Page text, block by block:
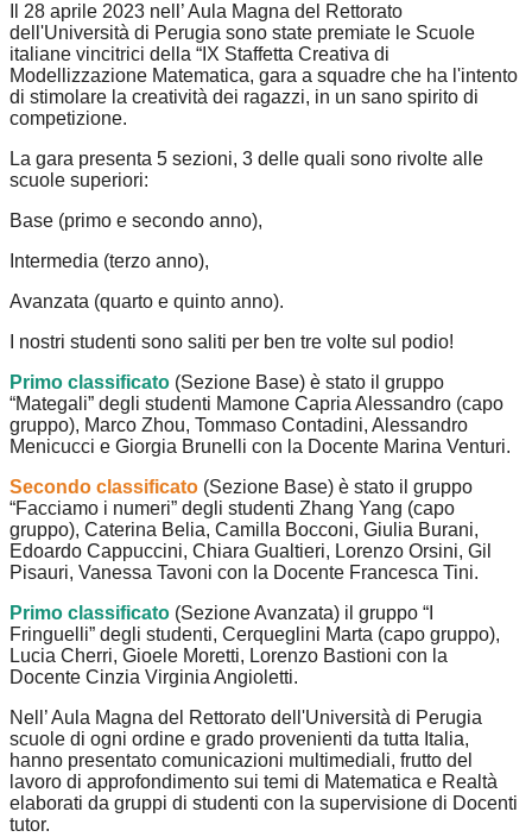
Il 28 aprile 2023 nell’ Aula Magna del Rettorato
dell'Università di Perugia sono state premiate le Scuole
italiane vincitrici della “IX Staffetta Creativa di
Modellizzazione Matematica, gara a squadre che ha l'intento
di stimolare la creatività dei ragazzi, in un sano spirito di
competizione.
La gara presenta 5 sezioni, 3 delle quali sono rivolte alle
scuole superiori:
Base (primo e secondo anno),
Intermedia (terzo anno),
Avanzata (quarto e quinto anno).
I nostri studenti sono saliti per ben tre volte sul podio!
Primo classificato (Sezione Base) è stato il gruppo
“Mategali” degli studenti Mamone Capria Alessandro (capo
gruppo), Marco Zhou, Tommaso Contadini, Alessandro
Menicucci e Giorgia Brunelli con la Docente Marina Venturi.
Secondo classificato (Sezione Base) è stato il gruppo
“Facciamo i numeri” degli studenti Zhang Yang (capo
gruppo), Caterina Belia, Camilla Bocconi, Giulia Burani,
Edoardo Cappuccini, Chiara Gualtieri, Lorenzo Orsini, Gil
Pisauri, Vanessa Tavoni con la Docente Francesca Tini.
Primo classificato (Sezione Avanzata) il gruppo “I
Fringuelli” degli studenti, Cerqueglini Marta (capo gruppo),
Lucia Cherri, Gioele Moretti, Lorenzo Bastioni con la
Docente Cinzia Virginia Angioletti.
Nell’ Aula Magna del Rettorato dell'Università di Perugia
scuole di ogni ordine e grado provenienti da tutta Italia,
hanno presentato comunicazioni multimediali, frutto del
lavoro di approfondimento sui temi di Matematica e Realtà
elaborati da gruppi di studenti con la supervisione di Docenti
tutor.